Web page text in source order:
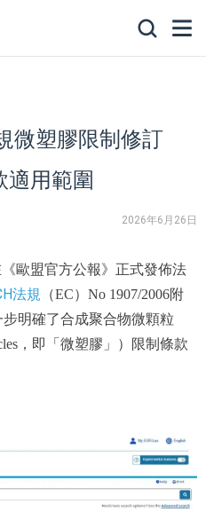
微塑膠限制修訂
適用範圍
2026年6月26日
歐盟官方公報》正式發佈法
法規 （EC）No 1907/2006附
明確了合成聚合物微顆粒
，即「微塑膠」）限制條款